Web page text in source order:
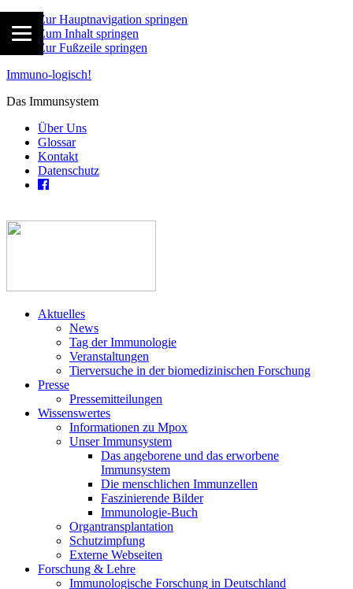
Zur Hauptnavigation springen
Zum Inhalt springen
Zur Fußzeile springen
Immuno-logisch!
Das Immunsystem
Über Uns
Glossar
Kontakt
Datenschutz
Aktuelles
News
Tag der Immunologie
Veranstaltungen
Tierversuche in der biomedizinischen Forschung
Presse
Pressemitteilungen
Wissenswertes
Informationen zu Mpox
Unser Immunsystem
Das angeborene und das erworbene
Immunsystem
Die menschlichen Immunzellen
Faszinierende Bilder
Immunologie-Buch
Organtransplantation
Schutzimpfung
Externe Webseiten
Forschung & Lehre
Immunologische Forschung in Deutschland